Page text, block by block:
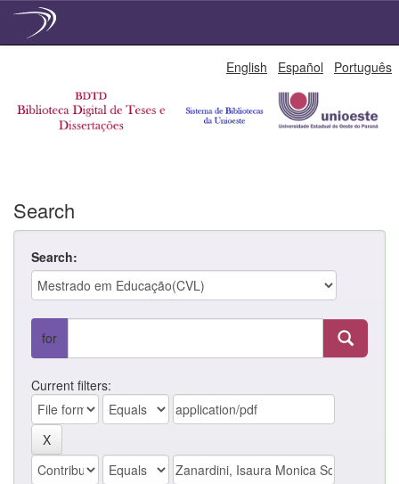
English Español Português
Search
Search:
for
Current filters: